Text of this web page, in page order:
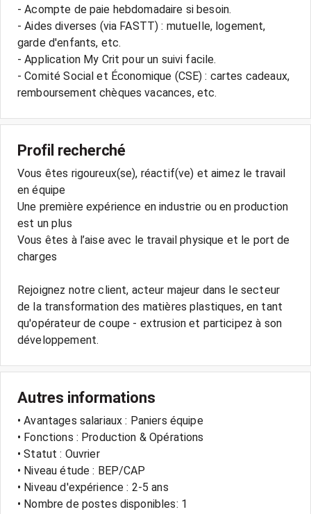
- Acompte de paie hebdomadaire si besoin.
- Aides diverses (via FASTT) : mutuelle, logement,
garde d'enfants, etc.
- Application My Crit pour un suivi facile.
- Comité Social et Économique (CSE) : cartes cadeaux,
Profil recherché
Vous êtes rigoureux(se), réactif(ve) et aimez le travail
en équipe
Une première expérience en industrie ou en production
est un plus
Vous êtes à l’aise avec le travail physique et le port de
charges
Rejoignez notre client, acteur majeur dans le secteur
de la transformation des matières plastiques, en tant
qu'opérateur de coupe - extrusion et participez à son
développement.
Autres informations
• Avantages salariaux : Paniers équipe
• Fonctions : Production & Opérations
• Statut : Ouvrier
• Niveau étude : BEP/CAP
• Niveau d'expérience : 2-5 ans
• Nombre de postes disponibles: 1